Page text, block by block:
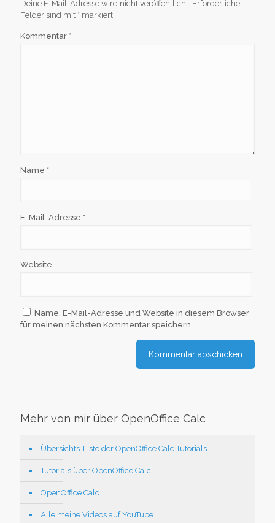
Deine E-Mail-Adresse wird nicht veröffentlicht. Erforderliche
Felder sind mit * markiert
Kommentar *
Name *
E-Mail-Adresse *
Website
Name, E-Mail-Adresse und Website in diesem Browser
für meinen nächsten Kommentar speichern.
Mehr von mir über OpenOffice Calc
Übersichts-Liste der OpenOffice Calc Tutorials
Tutorials über OpenOffice Calc
OpenOffice Calc
Alle meine Videos auf YouTube